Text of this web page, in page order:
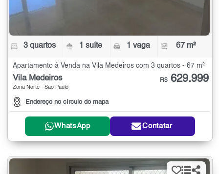
3 quartos 1 suíte 1 vaga 67 m²
Apartamento à Venda na Vila Medeiros com 3 quartos - 67 m²
Vila Medeiros
Zona Norte - São Paulo
Endereço no círculo do mapa
R$ 629.999
WhatsApp Contatar